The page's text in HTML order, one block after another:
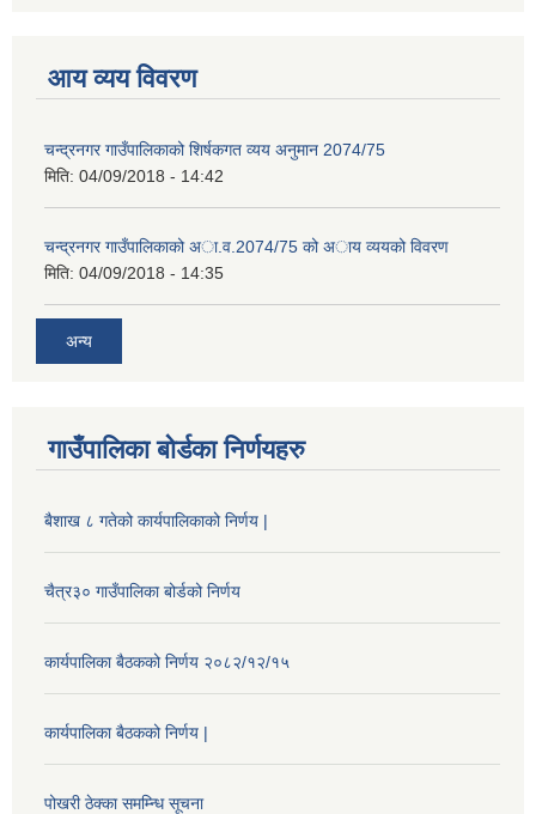
आय व्यय विवरण
चन्द्रनगर गाउँपालिकाको शिर्षकगत व्यय अनुमान 2074/75
मिति: 04/09/2018 - 14:42
चन्द्रनगर गाउँपालिकाको अा‍‍‍.व.2074/75 को अाय व्ययको विवरण
मिति: 04/09/2018 - 14:35
अन्य
गाउँपालिका बोर्डका निर्णयहरु
बैशाख ८ गतेको कार्यपालिकाको निर्णय |
चैत्र३० गाउँपालिका बोर्डको निर्णय
कार्यपालिका बैठकको निर्णय २०८२/१२/१५
कार्यपालिका बैठकको निर्णय |
पोखरी ठेक्का समम्न्धि सूचना